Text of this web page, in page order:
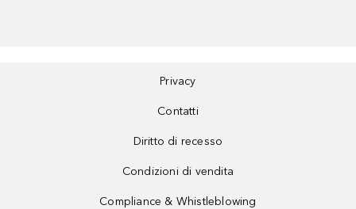
Privacy
Contatti
Diritto di recesso
Condizioni di vendita
Compliance & Whistleblowing